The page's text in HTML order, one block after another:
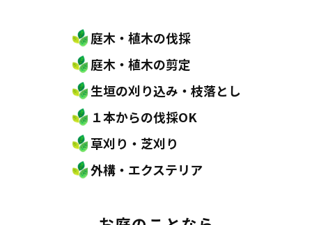
庭木・植木の伐採
庭木・植木の剪定
生垣の刈り込み・枝落とし
１本からの伐採OK
草刈り・芝刈り
外構・エクステリア